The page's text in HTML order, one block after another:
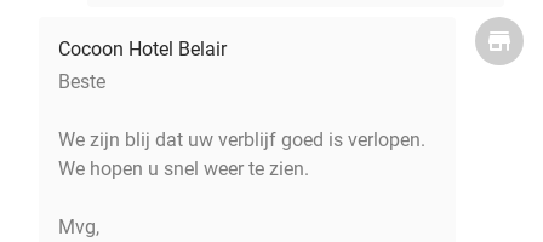
Cocoon Hotel Belair
Beste
We zijn blij dat uw verblijf goed is verlopen.
We hopen u snel weer te zien.
Mvg,